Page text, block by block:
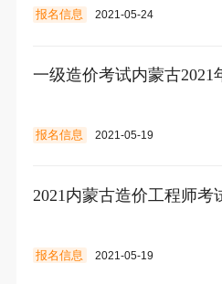
报名信息 2021-05-24
一级造价考试内蒙古2021
报名信息 2021-05-19
2021内蒙古造价工程师考
报名信息 2021-05-19